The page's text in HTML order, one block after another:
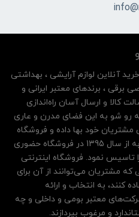
آنلاین لوازم آرایشی ، بهداشتی
برقی ، برندهای معتبر ایرانی و
کالا و ارسال آسان راه‌اندازی
رو شو به این فضای مدرن و عاری
خود بها داده و فروشگاه
اینترنتی خود را بر پایه سال‌ها تجربه از سال 1395 در فروشگاه حضوری
تاسیس نمود. فروشگاه اینترنتی
مشتریان می‌توانند از آن‌ برای
کنند، به انتخاب و ارائه
معتبر بومی و داخلی و چه
و مرغوب بپردازند.